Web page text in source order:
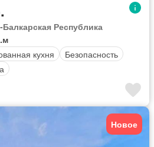
Республика
кухня
Безопасность
Новое